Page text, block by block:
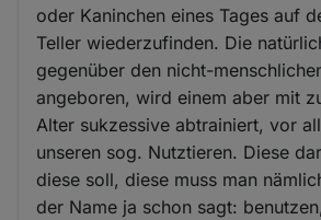
oder Kaninchen eines Tages auf
Teller wiederzufinden. Die
gegenüber den nicht-
angeboren, wird einem aber mit
Alter sukzessive abtrainiert, vor
unseren sog. Nutztieren. Diese
diese soll, diese muss man
der Name ja schon sagt: